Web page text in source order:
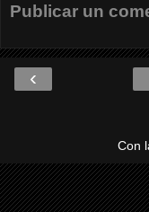
Publicar un
‹
Con